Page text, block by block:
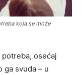
koja se može
osećaj
ga svuda – u